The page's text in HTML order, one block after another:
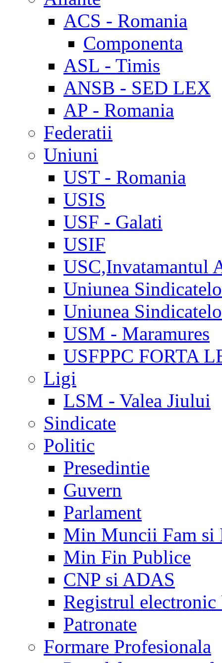
ACS - Romania
Componenta
ASL - Timis
ANSB - SED LEX
AP - Romania
Federatii
Uniuni
UST - Romania
USIS
USF - Galati
USIF
USC,Invatamantul
Uniunea
Uniunea
USM - Maramures
USFPPC FORTA
Ligi
LSM - Valea Jiului
Sindicate
Politic
Presedintie
Guvern
Parlament
Min Muncii Fam si
Min Fin Publice
CNP si ADAS
Registrul electronic
Patronate
Formare Profesionala